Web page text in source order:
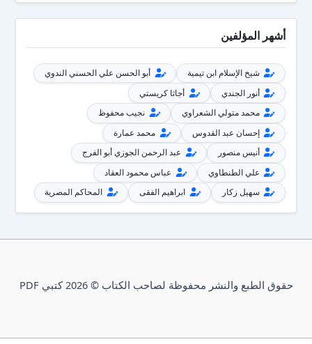
أشهر المؤلفين
شيخ الإسلام ابن تيمية
أبو الحسن علي الحسني الندوي
أنور الجندي
أجاثا كريستي
محمد متولي الشعراوي
نجيب محفوظ
إحسان عبد القدوس
محمد عمارة
أنيس منصور
عبد الرحمن الجوزي أبو الفرج
علي الطنطاوي
عباس محمود العقاد
سهيل زكار
ابراهيم الفقى المحاكم المصرية
حقوق الطبع والنشر محفوظة لصاحب الكتاب © 2026 كتبي PDF